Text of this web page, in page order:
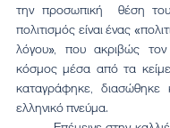
την προσωπική  θέση
πολιτισμός είναι ένας
λόγου», που ακριβώς
κόσμος μέσα από τα
καταγράφηκε, διασώθηκε
ελληνικό πνεύμα.